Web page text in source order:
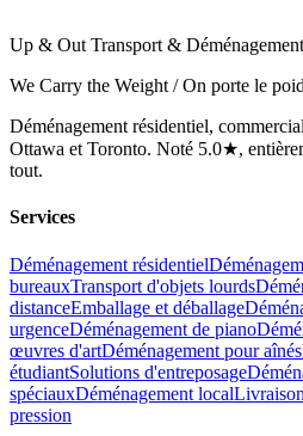
Up & Out Transport & Déménagement
We Carry the Weight / On porte le
Déménagement résidentiel,
Ottawa et Toronto. Noté 5.0★,
tout.
Services
Déménagement résidentiel
bureauxTransport d'objets lourds
distanceEmballage et déballage
urgenceDéménagement de piano
œuvres d'artDéménagement pour aînés
étudiantSolutions d'entreposage
spéciauxDéménagement local
pression